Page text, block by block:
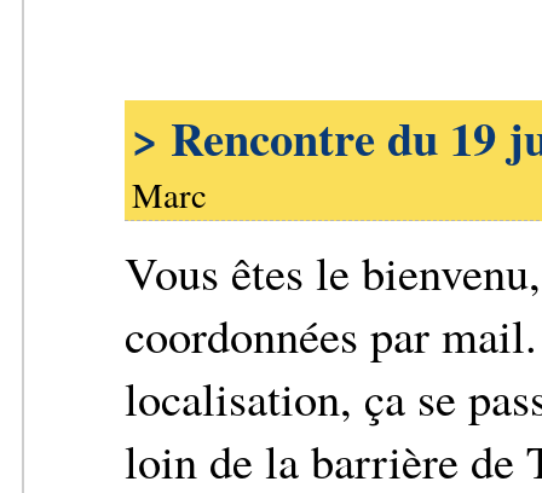
> Rencontre du 19
Marc
Vous êtes le
coordonnées par
localisation, ça se
loin de la barrière de